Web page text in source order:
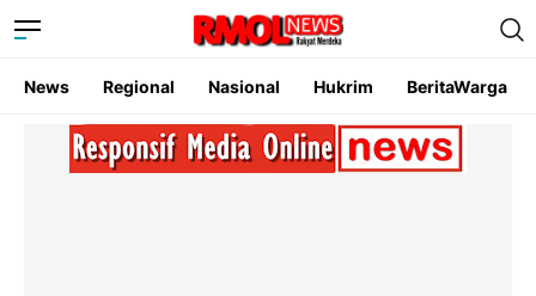
News Regional Nasional Hukrim BeritaWarga